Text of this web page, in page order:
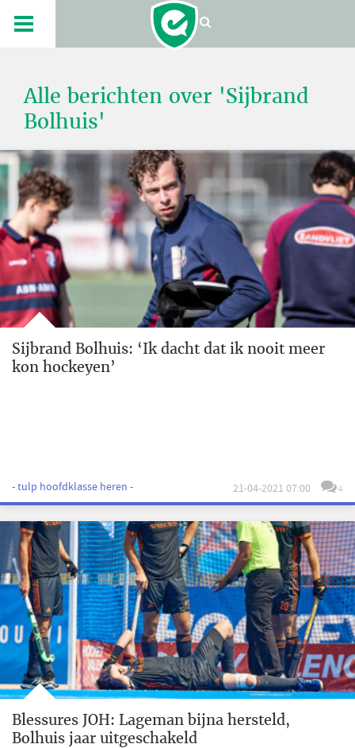
Alle berichten over 'Sijbrand
Bolhuis'
Sijbrand Bolhuis: ‘Ik dacht dat ik nooit meer
kon hockeyen’
- tulp hoofdklasse heren - 21-04-2021 07:00 4
Blessures JOH: Lageman bijna hersteld,
Bolhuis jaar uitgeschakeld